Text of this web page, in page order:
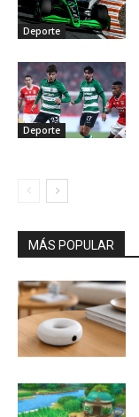
Deporte
Deporte
MÁS POPULAR